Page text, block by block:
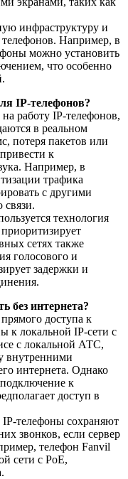
инфраструктуру и
Например, в
можно установить
что особенно
IP-телефонов?
работу IP-телефонов,
в реальном
потеря пакетов или
к
Например, в
трафика
с другими
связи.
технология
сетях также
голосового и
задержки и
без интернета?
доступа к
к локальной IP-сети с
с локальной АТС,
внутренними
интернета. Однако
к
доступ в
IP-телефоны сохраняют
звонков, если сервер
телефон Fanvil
сети с PoE,